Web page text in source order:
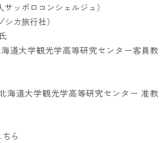
ッポロコンシェルジュ）
カ旅行社）
道大学観光学高等研究センター客員教
海道大学観光学高等研究センター 准教
ら